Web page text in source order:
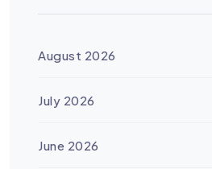
August 2026
July 2026
June 2026